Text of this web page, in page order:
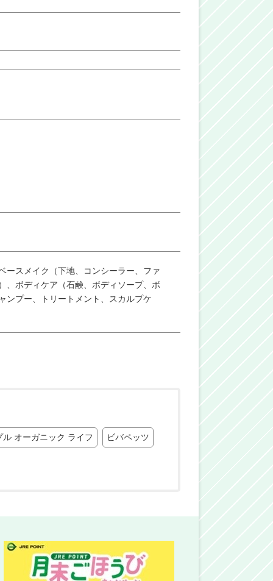
ースメイク（下地、コンシーラー、ファ
、ボディケア（石鹸、ボディソープ、ボ
ンプー、トリートメント、スカルプケ
ル オーガニック ライフ ビバペッツ